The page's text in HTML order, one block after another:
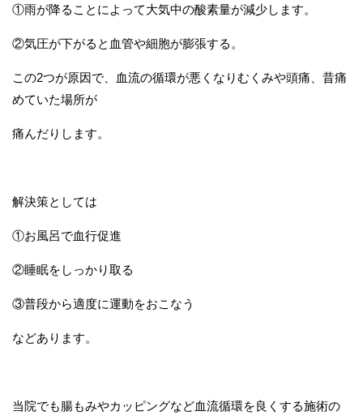
①雨が降ることによって大気中の酸素量が減少します。
②気圧が下がると血管や細胞が膨張する。
この2つが原因で、血流の循環が悪くなりむくみや頭痛、昔痛
めていた場所が
痛んだりします。
解決策としては
①お風呂で血行促進
②睡眠をしっかり取る
③普段から適度に運動をおこなう
などあります。
当院でも腸もみやカッピングなど血流循環を良くする施術の